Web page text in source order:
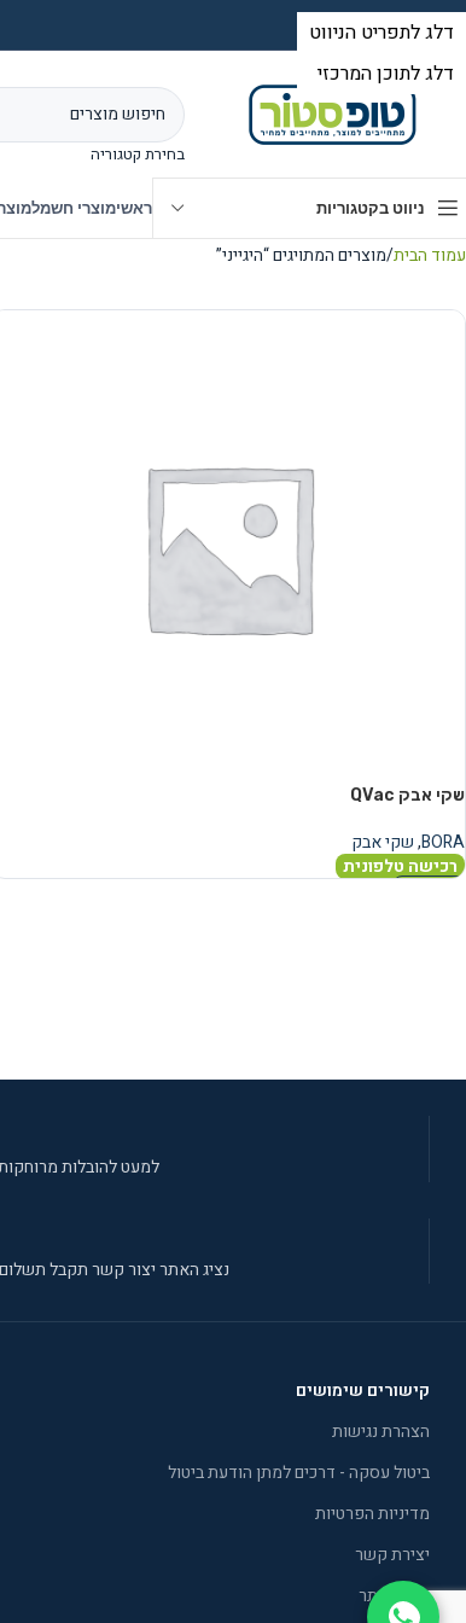
בחירת קטגוריה
ניווט בקטגוריות ראשימוצרי חשמל
עמוד הבית מוצרים המתויגים “היגייני”
שקי אבק QVac
BORA
,שקי אבק
רכישה טלפונית
למעט להובלות
נציג האתר יצור קשר תקבל
קישורים שימושים
הצהרת נגישות
ביטול עסקה - דרכים למתן הודעת ביטול
מדיניות הפרטיות
יצירת קשר
תקנון אתר